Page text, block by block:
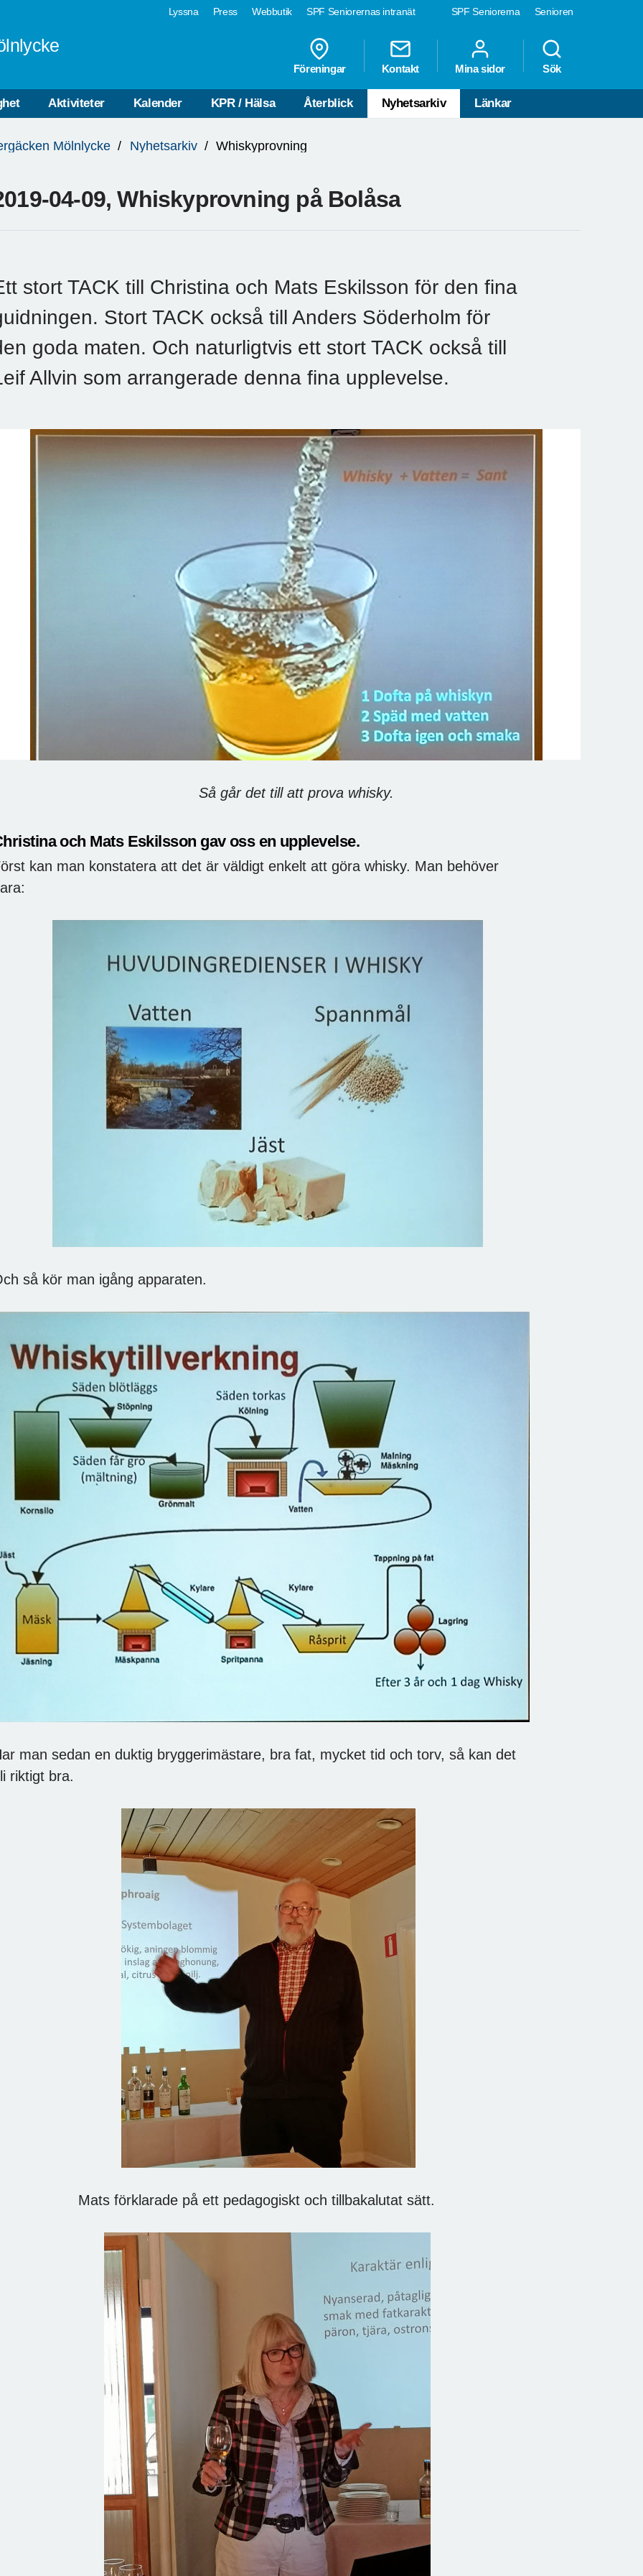
SPF Seniorerna Senioren
Lyssna Press Webbutik SPF Seniorernas intranät
Föreningar Kontakt Mina sidor Sök
Aktiviteter Kalender KPR / Hälsa Återblick Nyhetsarkiv Länkar
Mölnlycke Nyhetsarkiv Whiskyprovning
04-09, Whiskyprovning på Bolåsa
stort TACK till Christina och Mats Eskilsson för den fina
Stort TACK också till Anders Söderholm för
goda maten. Och naturligtvis ett stort TACK också till
Allvin som arrangerade denna fina upplevelse.
går det till att prova whisky.
och Mats Eskilsson gav oss en upplevelse.
kan man konstatera att det är väldigt enkelt att göra whisky. Man behöver
så kör man igång apparaten.
man sedan en duktig bryggerimästare, bra fat, mycket tid och torv, så kan det
riktigt bra.
förklarade på ett pedagogiskt och tillbakalutat sätt.